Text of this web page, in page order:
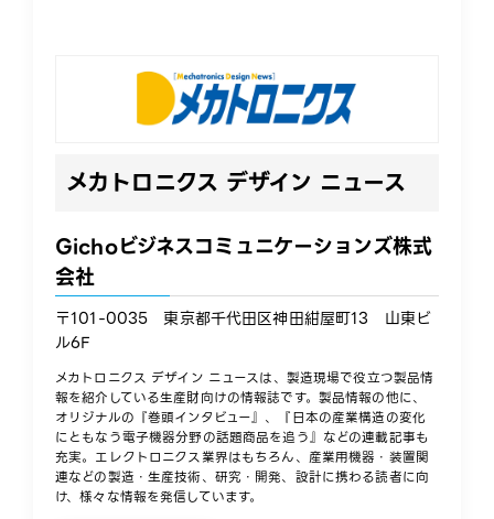
メカトロニクス デザイン ニュース​
Gichoビジネスコミュニケーションズ株式
会社
〒101-0035 東京都千代田区神田紺屋町13 山東ビ
ル6F​
メカトロニクス デザイン ニュースは、製造現場で役立つ製品情
報を紹介している生産財向けの情報誌です。製品情報の他に、
オリジナルの『巻頭インタビュー』、『日本の産業構造の変化
にともなう電子機器分野の話題商品を追う』などの連載記事も
充実。エレクトロニクス業界はもちろん、産業用機器・装置関
連などの製造・生産技術、研究・開発、設計に携わる読者に向
け、様々な情報を発信しています。​